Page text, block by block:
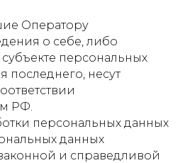
Оператору
о себе, либо
персональных
последнего, несут
РФ.
персональных данных
данных
и справедливой